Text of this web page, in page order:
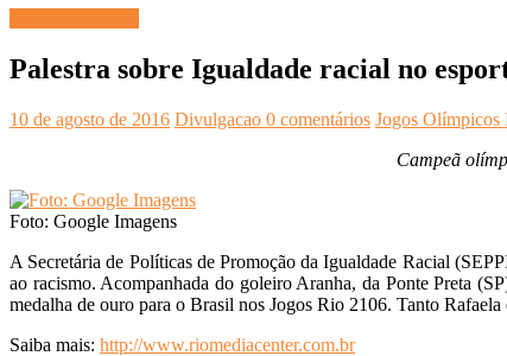
Palestra sobre Igualdade racial no
10 de agosto de 2016 Divulgacao 0 comentários Jogos Olímpicos
Campeã
Foto: Google Imagens
A Secretária de Políticas de Promoção da Igualdade Racial
ao racismo. Acompanhada do goleiro Aranha, da Ponte Preta
medalha de ouro para o Brasil nos Jogos Rio 2106. Tanto
Saiba mais: http://www.riomediacenter.com.br